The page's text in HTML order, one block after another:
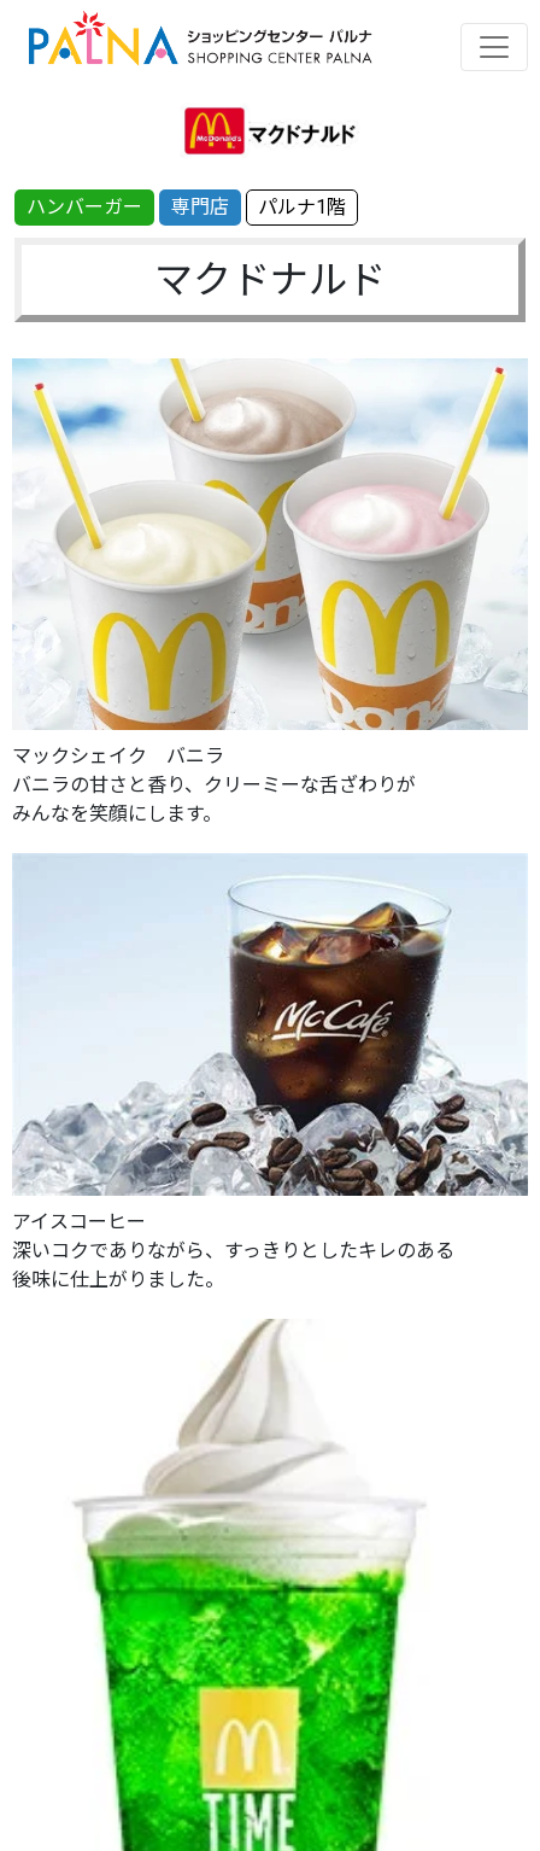
ハンバーガー 専門店 パルナ1階
マクドナルド
マックシェイク バニラ
バニラの甘さと香り、クリーミーな舌ざわりが
みんなを笑顔にします。
アイスコーヒー
深いコクでありながら、すっきりとしたキレのある
後味に仕上がりました。